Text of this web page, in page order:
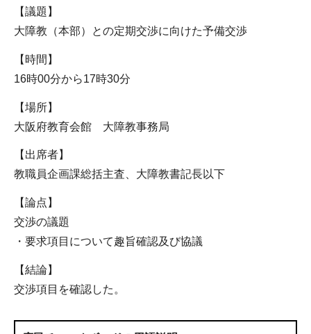
【議題】
大障教（本部）との定期交渉に向けた予備交渉
【時間】
16時00分から17時30分
【場所】
大阪府教育会館 大障教事務局
【出席者】
教職員企画課総括主査、大障教書記長以下
【論点】
交渉の議題
・要求項目について趣旨確認及び協議
【結論】
交渉項目を確認した。